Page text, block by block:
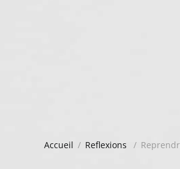
Accueil Reflexions